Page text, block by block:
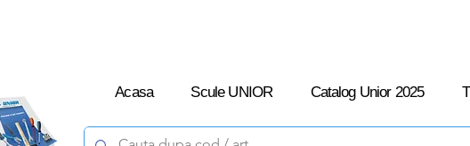
Acasa Scule UNIOR Catalog Unior 2025